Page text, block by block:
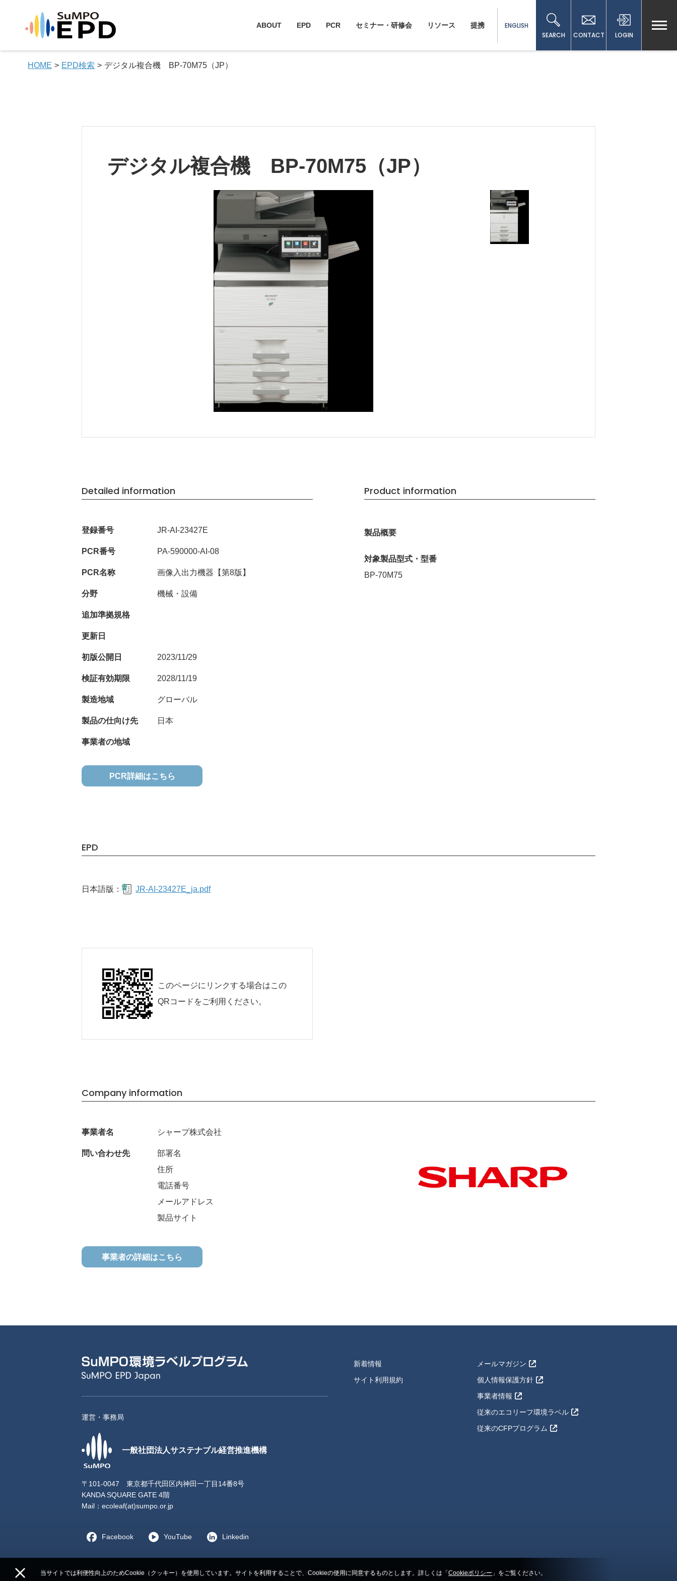
ABOUT EPD PCR セミナー・研修会 リソース 提携
ENGLISH
SEARCH
CONTACT LOGIN
HOME EPD検索 デジタル複合機 BP-70M75（JP）
デジタル複合機 BP-70M75（JP）
Detailed information
登録番号 JR-AI-23427E
PCR番号 PA-590000-AI-08
PCR名称 画像入出力機器【第8版】
分野 機械・設備
追加準拠規格
更新日
初版公開日 2023/11/29
検証有効期限 2028/11/19
製造地域 グローバル
製品の仕向け先 日本
事業者の地域
PCR詳細はこちら
Product information
製品概要
対象製品型式・型番
BP-70M75
EPD
日本語版： JR-AI-23427E_ja.pdf
このページにリンクする場合はこの
QRコードをご利用ください。
Company information
事業者名 シャープ株式会社
問い合わせ先
部署名
住所
電話番号
メールアドレス
製品サイト
事業者の詳細はこちら
運営・事務局
一般社団法人サステナブル経営推進機構
〒101-0047 東京都千代田区内神田一丁目14番8号
KANDA SQUARE GATE 4階
Mail： ecoleaf(at)sumpo.or.jp
Facebook YouTube Linkedin
新着情報
サイト利用規約
メールマガジン
個人情報保護方針
事業者情報
従来のエコリーフ環境ラベル
従来のCFPプログラム
©2024 Copyright. All Rights Reserved. SuMPO
当サイトでは利便性向上のためCookie（クッキー）を使用しています。サイトを利用することで、Cookieの使用に同意するものとします。詳しくは「 Cookieポリシー 」をご覧ください。